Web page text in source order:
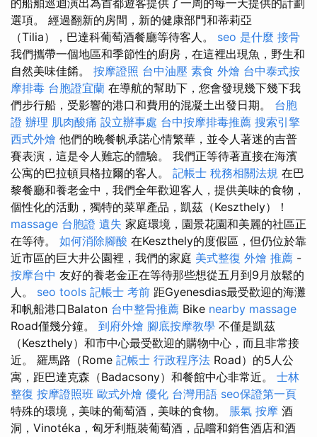
的船舶巡迴演出為首都遊客提供了一周的每一天提供的計劃
選項。 經過翻新的房間，新的健康部門和蒂莉亞
（Tilia），巴達科葡萄酒餐廳等待客人。 seo 是什麼 接骨
我們攜帶一個地區和季節性的廚房，在這裡出現魚，野生和
自然美味佳餚。 按摩證照 台中油壓 素食 外燴 台中泰式按
摩排毒 台胞證宜蘭 在導航的幫助下，您會發現幾下幾下我
們步行船，受影響的港口和費用的混凝土出發日期。 台胞
證 辦理 肌肉酸痛 設立辦事處 台中按摩排毒推薦 搜索引擎
西式外燴 他們的晚餐帆承諾心情繁華，並令人著迷的吉普
賽表演，這是令人難忘的體驗。 我們正等待著直接在海濱
公寓的巴拉頓貝格拉爾的客人。 記帳士 稅務相關法規 在巴
黎餐廳和養老金中，我們全年歡迎客人，提供美味的食物，
個性化的活動，獨特的菜單產品，凱茲（Keszthely）！
massage 台胞證 遺失 家庭環境，園景花園和美麗的社區正
在等待。 如何消除腳酸 在Keszthely的度假區，但仍位於靠
近市區的巨大井公園裡，我們的家庭 美式整復 外燴 推薦 -
按摩台中 友好的養老金正在等待那些想從五月到9月放鬆的
人。 seo tools 記帳士 考前 距Gyenesdias最受歡迎的海灘
和帆船港口Balaton 台中整骨推薦 Bike nearby massage
Road僅幾分鐘。 到府外燴 腳底按摩教學 不僅是凱茲
（Keszthely）和市中心最受歡迎的購物中心，而且非常接
近。 羅馬路（Rome 記帳士 行政程序法 Road）的5人公
寓，距巴達克森（Badacsony）和餐館中心非常近。 士林
整復 按摩證照班 歐式外燴 優化 台灣用語 seo保證第一頁
特殊的環境，美味的葡萄酒，美味的食物。 脹氣 按摩 酒
洞，Vinotéka，匈牙利瓶裝葡萄酒，品嚐和銷售酒店和酒